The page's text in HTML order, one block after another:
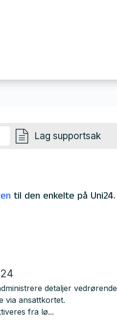
Lag supportsak
til den enkelte på Uni24.
detaljer vedrørende
via ansattkortet.
fra lø...